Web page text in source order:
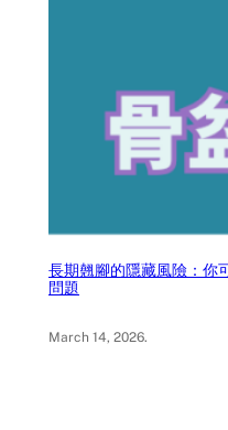
長期翹腳的隱藏風險：你
問題
March 14, 2026.